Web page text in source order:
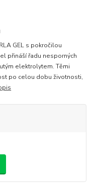
GEL s pokročilou
přináší řadu nesporných
elektrolytem. Těmi
po celou dobu životnosti,